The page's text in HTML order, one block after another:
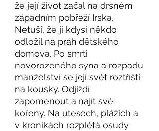
že její život začal na drsném
západním pobřeží Irska.
Netuší, že ji kdysi někdo
odložil na práh dětského
domova. Po smrti
novorozeného syna a rozpadu
manželství se její svět roztříští
na kousky. Odjíždí
zapomenout a najít své
kořeny. Na útesech, plážích a
v kronikách rozplétá osudy